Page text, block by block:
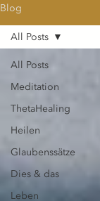
Blog
All Posts
Meditation
ThetaHealing
Heilen
Glaubenssätze
Dies & das
Leben
All Posts